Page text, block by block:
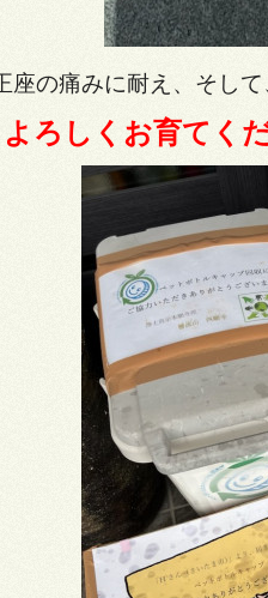
座の痛みに耐え、そして
ろしくお育てく